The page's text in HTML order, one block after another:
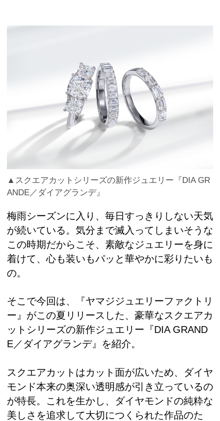
▲スクエアカットシリーズの新作ジュエリー『DIA GR
ANDE／ダイアグランデ』
梅雨シーズンに入り、毎日すっきりしない天気
が続いている。気分まで滅入ってしまいそうな
この時期だからこそ、素敵なジュエリーを身に
着けて、心も装いもパッと華やかに彩りたいも
の。
そこで今回は、『ヤマジジュエリーファクトリ
ー』がこの夏リリースした、豪華なスクエアカ
ットシリーズの新作ジュエリー『DIA GRAND
E／ダイアグランデ』を紹介。
スクエアカットはカット面が広いため、ダイヤ
モンド本来の奥深い透明感が引き立っているの
が特長。これを生かし、ダイヤモンドの純粋な
美しさを追求して大切につくられた作品のた